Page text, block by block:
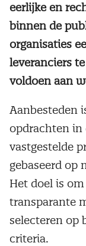
eerlijke en
binnen de
organisaties
leveranciers
voldoen aan
Aanbesteden
opdrachten in
vastgestelde
gebaseerd op
Het doel is
transparante
selecteren op
criteria.